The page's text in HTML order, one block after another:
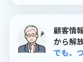
顧客情
から解
でも、